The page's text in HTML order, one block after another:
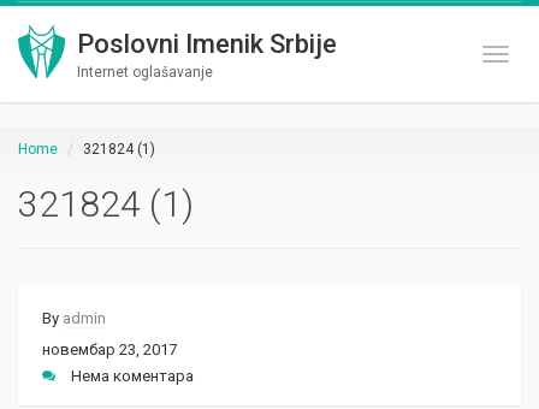
Poslovni Imenik Srbije
Internet oglašavanje
Home 321824 (1)
321824 (1)
By admin
новембар 23, 2017
Нема коментара